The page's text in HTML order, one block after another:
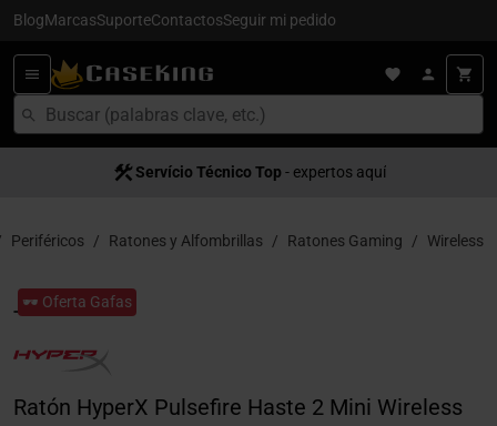
BlogMarcasSuporteContactosSeguir mi pedido
Servício Técnico Top - expertos aquí
Periféricos Ratones y Alfombrillas Ratones Gaming Wireless
🕶️ Oferta Gafas
Ratón HyperX Pulsefire Haste 2 Mini Wireless